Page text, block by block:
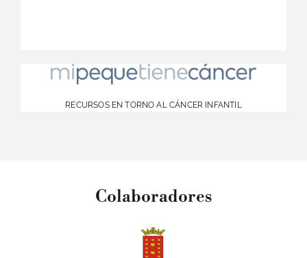
RECURSOS EN TORNO AL CÁNCER INFANTIL
Colaboradores